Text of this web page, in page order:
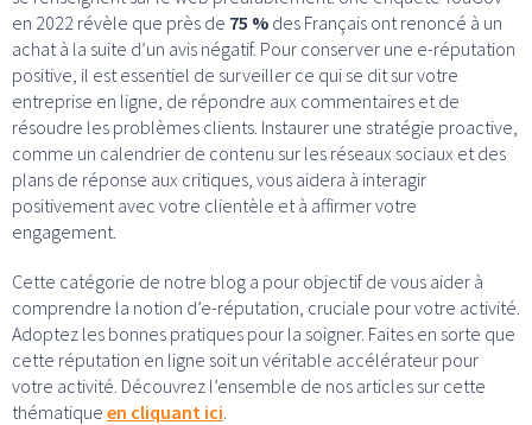
en 2022 révèle que près de 75 % des Français ont renoncé à un
achat à la suite d’un avis négatif. Pour conserver une e-réputation
positive, il est essentiel de surveiller ce qui se dit sur votre
entreprise en ligne, de répondre aux commentaires et de
résoudre les problèmes clients. Instaurer une stratégie proactive,
comme un calendrier de contenu sur les réseaux sociaux et des
plans de réponse aux critiques, vous aidera à interagir
positivement avec votre clientèle et à affirmer votre
engagement.
Cette catégorie de notre blog a pour objectif de vous aider à
comprendre la notion d’e-réputation, cruciale pour votre activité.
Adoptez les bonnes pratiques pour la soigner. Faites en sorte que
cette réputation en ligne soit un véritable accélérateur pour
votre activité. Découvrez l’ensemble de nos articles sur cette
thématique en cliquant ici